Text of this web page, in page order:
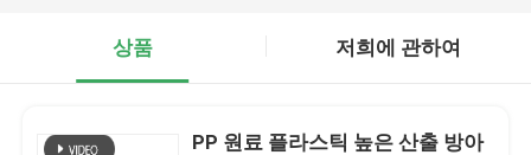
상품 저희에 관하여
PP 원료 플라스틱 높은 산출 방아